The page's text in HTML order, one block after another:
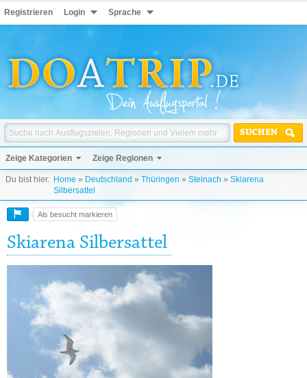
Registrieren Login Sprache
SUCHEN
Zeige Kategorien Zeige Regionen
Du bist hier: Home » Deutschland » Thüringen » Steinach » Skiarena
Silbersattel
Als besucht markieren
Skiarena Silbersattel